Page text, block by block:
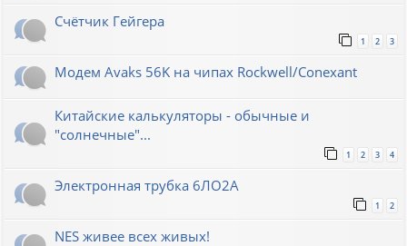
Счётчик Гейгера
1 2 3
Модем Avaks 56K на чипах Rockwell/Conexant
Китайские калькуляторы - обычные и
"солнечные"...
1 2 3 4
Электронная трубка 6ЛО2А
1 2
NES живее всех живых!